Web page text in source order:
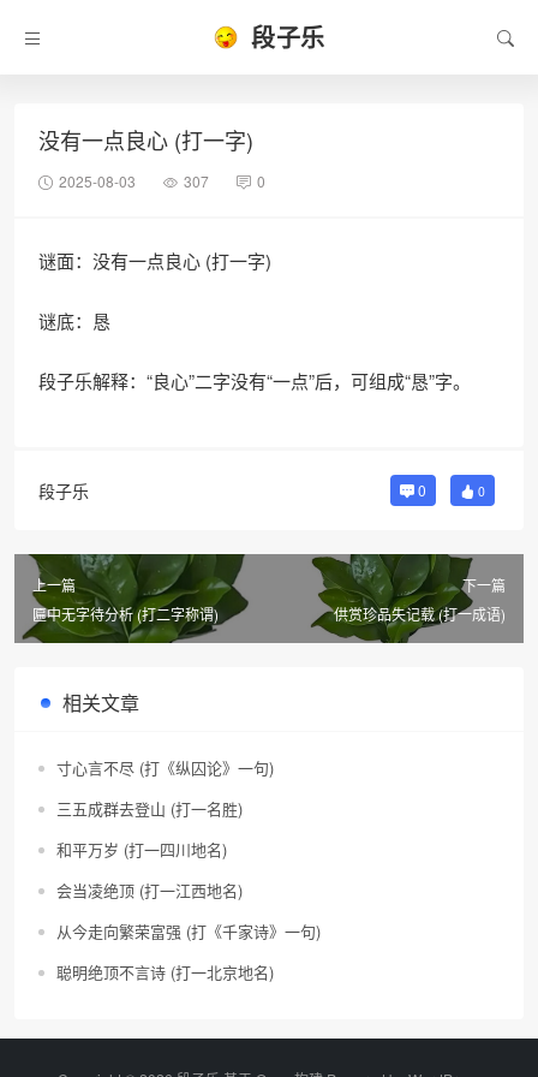
段子乐
没有一点良心 (打一字)
2025-08-03 307 0
谜面：没有一点良心 (打一字)
谜底：恳
段子乐解释：“良心”二字没有“一点”后，可组成“恳”字。
段子乐 0 0
上一篇
匾中无字待分析 (打二字称谓)
下一篇
供赏珍品失记载 (打一成语)
相关文章
寸心言不尽 (打《纵囚论》一句)
三五成群去登山 (打一名胜)
和平万岁 (打一四川地名)
会当凌绝顶 (打一江西地名)
从今走向繁荣富强 (打《千家诗》一句)
聪明绝顶不言诗 (打一北京地名)